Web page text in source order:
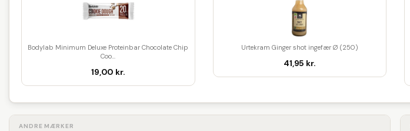
Bodylab Minimum Deluxe Proteinbar Chocolate Chip
Coo...
19,00 kr.
Urtekram Ginger shot ingefær Ø (250)
41,95 kr.
ANDRE MÆRKER